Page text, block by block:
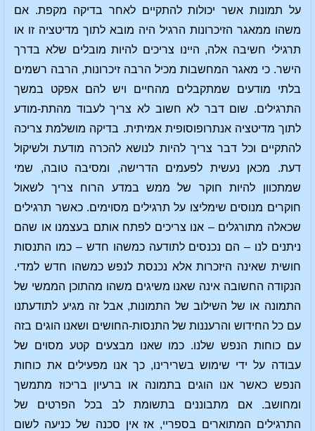
על תמונות אשר יכולות להתקיים לאחר בדיקה מקפת. אם
משהו ממאגר הזיכרונות הרגיל היה מובא לתוך מדיטציה זו או
תרגילי חשיבה אלה, היינו צריכים להיות מובלים שלא בדרך
הישר. כי מאגר המחשבות מכיל הרבה זיכרונות, הרבה רשמים
בלתי מודעים שמתקבלים מהחיים ויש להם אפקט במשך
התרגילים. שום דבר לא חשוב לא צריך לעבוד מהתת-מודע
לתוך מדיטציה אנתרופוסופית אמיתית. בדיקה מושלמת צריכה
להתקיים וכל דבר צריך להיות לנושא להכרה מודעת ולשיקול
דעת. מכאן נעשית לפעמים הדרישה, ומסיבה טובה, שמי
שמתכוון להיות חוקר של ממש במדע הרוח צריך לשאול
חוקרים מנוסים שימליצו על תרגילים מסוימים. כאשר תרגילים
שכאלה מתורגלים – אנו צריכים לפתח אותם בעצמנו או שהם
ניתנים לנו – הם נכנסים לתודעה כמשהו חדש – כמו התנסות
חושית שאינה היזכרות אלא נכנסת לנפש כמשהו חדש למדי.
הנקודה החשובה אינה שאנו משיגים משהו מהתוכן הממשי של
התמונה או של השילוב של התמונות, אבל זה מגיע לתודעתנו
עם כל החידוש והרעננות של התנסות-החושים ושאנו הוגים בזה
עם כוחות הנפש שלנו. כמו שאנו מבצעים קטע מסוים של
עבודה על ידי שימוש בשרירינו, כך אנו מפעילים את כוחות
הנפש כאשר אנו הוגים בתמונה או ברעיון בריכוז מתמשך
ומחושב. אם מתבוננים בתשומת לב בכל הפרטים של
התרגילים המתוארים בספריי, אז אין סכנה של כניעה לשום